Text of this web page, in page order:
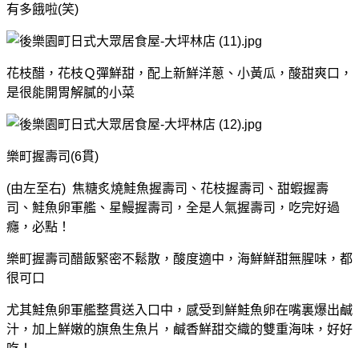
有多餓啦(笑)
花枝醋，花枝Ｑ彈鮮甜，配上新鮮洋蔥、小黃瓜，酸甜爽口，
是很能開胃解膩的小菜
樂町握壽司(6貫)
(由左至右) 焦糖炙燒鮭魚握壽司、花枝握壽司、甜蝦握壽
司、鮭魚卵軍艦、星鰻握壽司，全是人氣握壽司，吃完好過
癮，必點！
樂町握壽司醋飯緊密不鬆散，酸度適中，海鮮鮮甜無腥味，都
很可口
尤其鮭魚卵軍艦整貫送入口中，感受到鮮鮭魚卵在嘴裏爆出鹹
汁，加上鮮嫩的旗魚生魚片，鹹香鮮甜交織的雙重海味，好好